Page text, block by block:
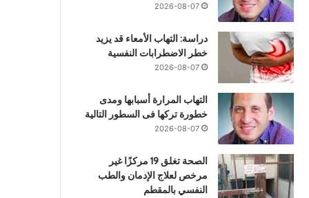
2026-08-07
دراسة: التهاب الأمعاء قد يزيد
خطر الاضطرابات النفسية
2026-08-07
التهاب المرارة أسبابها ومدى
خطورة تركها فى السطور التالية
2026-08-07
الصحة تغلق 19 مركزًا غير
مرخص لعلاج الإدمان والطب
النفسي بالمقطم